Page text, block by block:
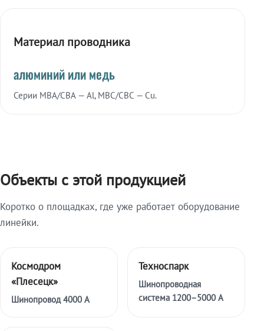
Материал проводника
алюминий или медь
Серии МВА/СВА — Al, МВС/СВС — Cu.
Объекты с этой продукцией
Коротко о площадках, где уже работает оборудование
линейки.
Космодром
«Плесецк»
Шинопровод 4000 А
Техноспарк
Шинопроводная
система 1200–5000 А